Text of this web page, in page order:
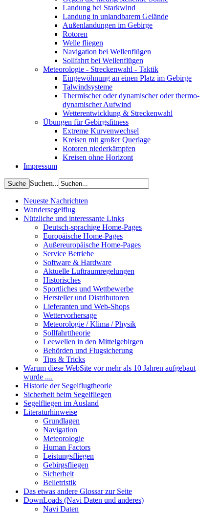
Landung bei Starkwind
Landung in unlandbarem Gelände
Außenlandungen im Gebirge
Rotoren
Welle fliegen
Navigation bei Wellenflügen
Sollfahrt bei Wellenflügen
Meteorologie - Streckenwahl - Taktik
Eingewöhnung an einen Platz im Gebirge
Talwindsysteme
Thermischer oder dynamischer oder thermo-
dynamischer Aufwind
Wetterentwicklung & Streckenwahl
Übungen für Gebirgsfitness
Extreme Kurvenwechsel
Kreisen mit großer Querlage
Rotoren niederkämpfen
Kreisen ohne Horizont
Impressum
Suchen...
Neueste Nachrichten
Wandersegelflug
Nützliche und interessante Links
Deutsch-sprachige Home-Pages
Europäische Home-Pages
Außereuropäische Home-Pages
Service Betriebe
Software & Hardware
Aktuelle Luftraumregelungen
Historisches
Sportliches und Wettbewerbe
Hersteller und Distributoren
Lieferanten und Web-Shops
Wettervorhersage
Meteorologie / Klima / Physik
Sollfahrttheorie
Leewellen in den Mittelgebirgen
Behörden und Flugsicherung
Tips & Tricks
Warum diese WebSite vor mehr als 10 Jahren aufgebaut
wurde ....
Historie der Segelflugtheorie
Sicherheit beim Segelfliegen
Segelfliegen im Ausland
Literaturhinweise
Grundlagen
Navigation
Meteorologie
Human Factors
Leistungsfliegen
Gebirgsfliegen
Sicherheit
Belletristik
Das etwas andere Glossar zur Seite
DownLoads (Navi Daten und anderes)
Navi Daten